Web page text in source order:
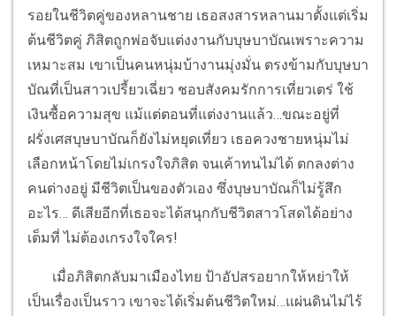
รอยในชีวิตคู่ของหลานชาย เธอสงสารหลานมาตั้งแต่เริ่ม
ต้นชีวิตคู่ ภิสิตถูกพ่อจับแต่งงานกับบุษบาบัณเพราะความ
เหมาะสม เขาเป็นคนหนุ่มบ้างานมุ่งมั่น ตรงข้ามกับบุษบา
บัณที่เป็นสาวเปรี้ยวเฉี่ยว ชอบสังคมรักการเที่ยวเตร่ ใช้
เงินซื้อความสุข แม้แต่ตอนที่แต่งงานแล้ว…ขณะอยู่ที่
ฝรั่งเศสบุษบาบัณก็ยังไม่หยุดเที่ยว เธอควงชายหนุ่มไม่
เลือกหน้าโดยไม่เกรงใจภิสิต จนเค้าทนไม่ได้ ตกลงต่าง
คนต่างอยู่ มีชีวิตเป็นของตัวเอง ซึ่งบุษบาบัณก็ไม่รู้สึก
อะไร… ดีเสียอีกที่เธอจะได้สนุกกับชีวิตสาวโสดได้อย่าง
เต็มที่ ไม่ต้องเกรงใจใคร!
เมื่อภิสิตกลับมาเมืองไทย ป้าอัปสรอยากให้หย่าให้
เป็นเรื่องเป็นราว เขาจะได้เริ่มต้นชีวิตใหม่…แผ่นดินไม่ไร้